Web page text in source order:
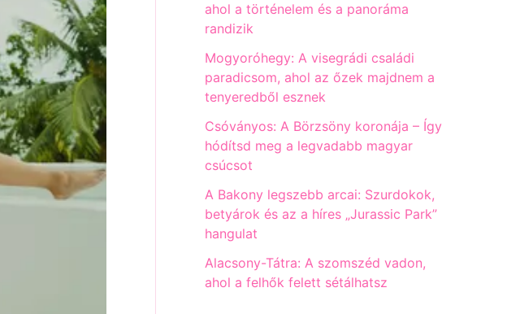
ahol a történelem és a panoráma
randizik
Mogyoróhegy: A visegrádi családi
paradicsom, ahol az őzek majdnem a
tenyeredből esznek
Csóványos: A Börzsöny koronája – Így
hódítsd meg a legvadabb magyar
csúcsot
A Bakony legszebb arcai: Szurdokok,
betyárok és az a híres „Jurassic Park”
hangulat
Alacsony-Tátra: A szomszéd vadon,
ahol a felhők felett sétálhatsz